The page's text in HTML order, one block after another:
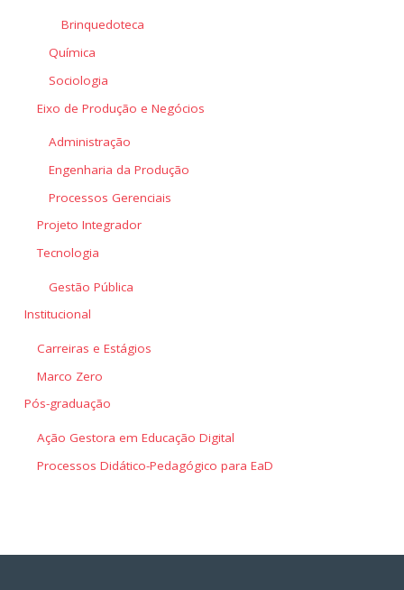
Brinquedoteca
Química
Sociologia
Eixo de Produção e Negócios
Administração
Engenharia da Produção
Processos Gerenciais
Projeto Integrador
Tecnologia
Gestão Pública
Institucional
Carreiras e Estágios
Marco Zero
Pós-graduação
Ação Gestora em Educação Digital
Processos Didático-Pedagógico para EaD